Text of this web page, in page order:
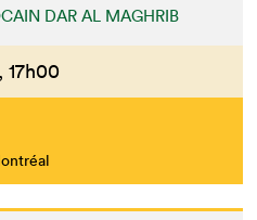
DAR AL MAGHRIB
17h00